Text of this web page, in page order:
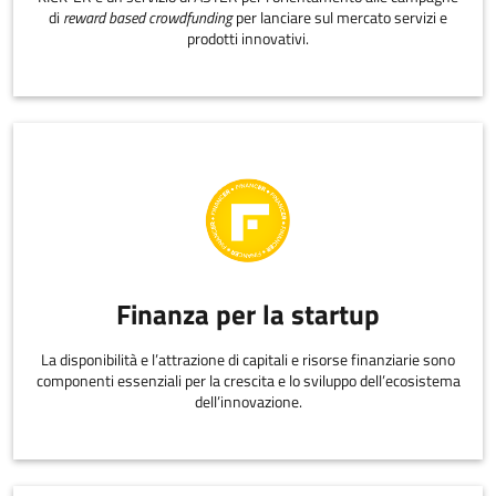
di reward based crowdfundingper lanciare sul mercato servizi e
prodotti innovativi.
Finanza per la startup
La disponibilità e l’attrazione di capitali e risorse finanziarie sono
componenti essenziali per la crescita e lo sviluppo dell’ecosistema
dell’innovazione.